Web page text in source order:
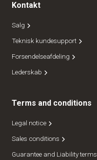
Kontakt
Salg
Teknisk kundesupport
Forsendelseafdeling
Lederskab
Terms and conditions
Legal notice
Sales conditions
Guarantee and Liability terms